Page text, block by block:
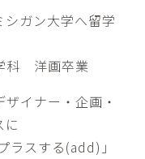
ガン大学へ留学
科 洋画卒業
イナー・企画・
ラスする(add)」